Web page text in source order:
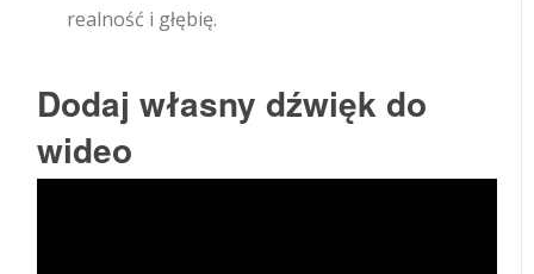
realność i głębię.
Dodaj własny dźwięk do
wideo